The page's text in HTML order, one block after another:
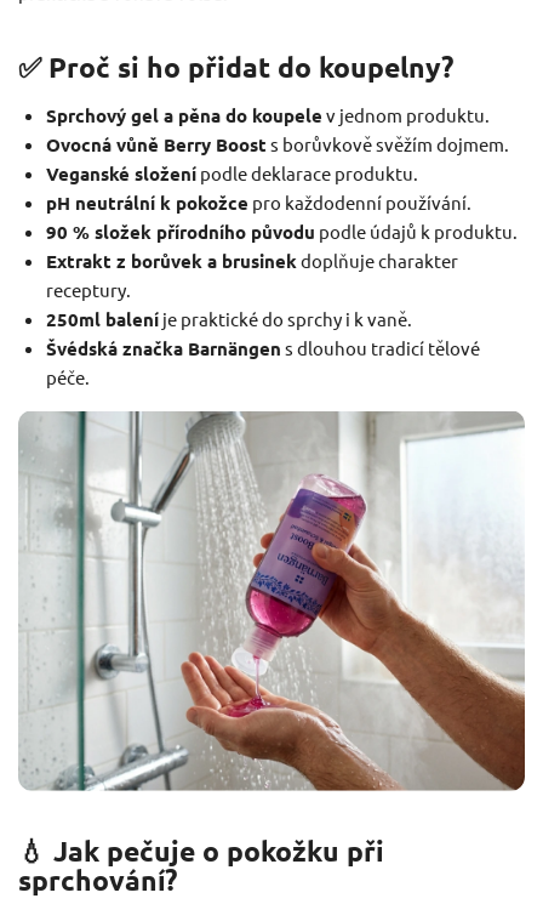
✅ Proč si ho přidat do koupelny?
Sprchový gel a pěna do koupele v jednom produktu.
Ovocná vůně Berry Boost s borůvkově svěžím dojmem.
Veganské složenípodle deklarace produktu.
pH neutrální k pokožce pro každodenní používání.
90 % složek přírodního původu podle údajů k produktu.
Extrakt z borůvek a brusinekdoplňuje charakter
receptury.
250ml baleníje praktické do sprchy i k vaně.
Švédská značka Barnängen s dlouhou tradicí tělové
péče.
💧 Jak pečuje o pokožku při
sprchování?